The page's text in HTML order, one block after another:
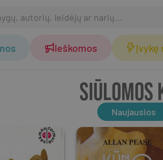
Ieškomos Įvykę
SIŪLOMOS
Naujausios